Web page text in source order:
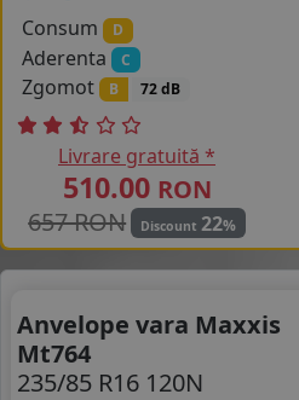
Consum
D
Aderenta C
Zgomot B 72 dB
Livrare gratuită *
510.00 RON
657 RON
Discount 22%
Anvelope vara Maxxis
Mt764
235/85 R16 120N